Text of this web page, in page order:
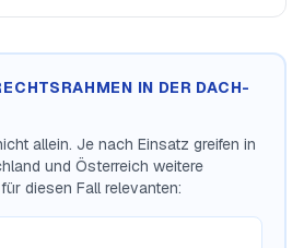
IN DER DACH-
allein. Je nach Einsatz greifen in
und Österreich weitere
diesen Fall relevanten: